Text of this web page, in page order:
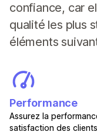
confiance, car
qualité les plus
éléments
Performance
Assurez la
satisfaction des